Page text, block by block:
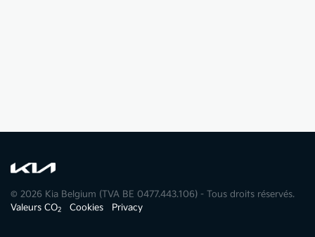
© 2026 Kia Belgium (TVA BE 0477.443.106) - Tous droits réservés.
Valeurs CO2 Cookies Privacy